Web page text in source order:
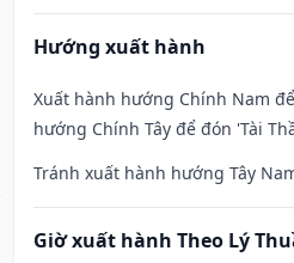
Hướng xuất hành
Xuất hành hướng Chính Nam
hướng Chính Tây để đón 'Tài
Tránh xuất hành hướng Tây
Giờ xuất hành Theo Lý